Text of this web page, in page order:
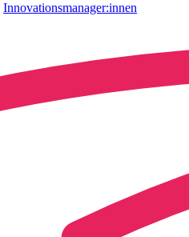
Innovationsmanager:innen